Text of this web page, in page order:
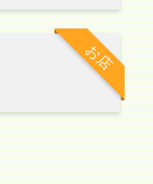
お店